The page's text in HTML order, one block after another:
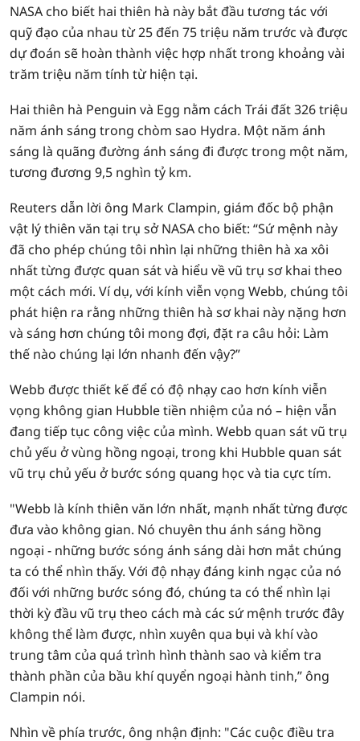
NASA cho biết hai thiên hà này bắt đầu tương tác với
quỹ đạo của nhau từ 25 đến 75 triệu năm trước và được
dự đoán sẽ hoàn thành việc hợp nhất trong khoảng vài
trăm triệu năm tính từ hiện tại.
Hai thiên hà Penguin và Egg nằm cách Trái đất 326 triệu
năm ánh sáng trong chòm sao Hydra. Một năm ánh
sáng là quãng đường ánh sáng đi được trong một năm,
tương đương 9,5 nghìn tỷ km.
Reuters dẫn lời ông Mark Clampin, giám đốc bộ phận
vật lý thiên văn tại trụ sở NASA cho biết: “Sứ mệnh này
đã cho phép chúng tôi nhìn lại những thiên hà xa xôi
nhất từng được quan sát và hiểu về vũ trụ sơ khai theo
một cách mới. Ví dụ, với kính viễn vọng Webb, chúng tôi
phát hiện ra rằng những thiên hà sơ khai này nặng hơn
và sáng hơn chúng tôi mong đợi, đặt ra câu hỏi: Làm
thế nào chúng lại lớn nhanh đến vậy?”
Webb được thiết kế để có độ nhạy cao hơn kính viễn
vọng không gian Hubble tiền nhiệm của nó – hiện vẫn
đang tiếp tục công việc của mình. Webb quan sát vũ trụ
chủ yếu ở vùng hồng ngoại, trong khi Hubble quan sát
vũ trụ chủ yếu ở bước sóng quang học và tia cực tím.
"Webb là kính thiên văn lớn nhất, mạnh nhất từng được
đưa vào không gian. Nó chuyên thu ánh sáng hồng
ngoại - những bước sóng ánh sáng dài hơn mắt chúng
ta có thể nhìn thấy. Với độ nhạy đáng kinh ngạc của nó
đối với những bước sóng đó, chúng ta có thể nhìn lại
thời kỳ đầu vũ trụ theo cách mà các sứ mệnh trước đây
không thể làm được, nhìn xuyên qua bụi và khí vào
trung tâm của quá trình hình thành sao và kiểm tra
thành phần của bầu khí quyển ngoại hành tinh,” ông
Clampin nói.
Nhìn về phía trước, ông nhận định: "Các cuộc điều tra